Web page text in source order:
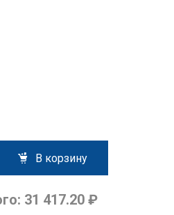
В корзину
31 417.20 ₽